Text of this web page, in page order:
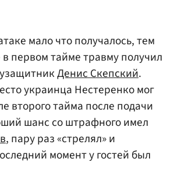
мало что получалось, тем
первом тайме травму получил
Денис Скепский.
украинца Нестеренко мог
второго тайма после подачи
шанс со штрафного имел
, пару раз «стрелял» и
момент у гостей был